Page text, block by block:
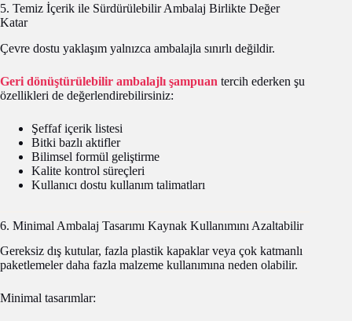
5. Temiz İçerik ile Sürdürülebilir Ambalaj Birlikte Değer
Katar
Çevre dostu yaklaşım yalnızca ambalajla sınırlı değildir.
Geri dönüştürülebilir ambalajlı şampuan tercih ederken şu
özellikleri de değerlendirebilirsiniz:
Şeffaf içerik listesi
Bitki bazlı aktifler
Bilimsel formül geliştirme
Kalite kontrol süreçleri
Kullanıcı dostu kullanım talimatları
6. Minimal Ambalaj Tasarımı Kaynak Kullanımını Azaltabilir
Gereksiz dış kutular, fazla plastik kapaklar veya çok katmanlı
paketlemeler daha fazla malzeme kullanımına neden olabilir.
Minimal tasarımlar: